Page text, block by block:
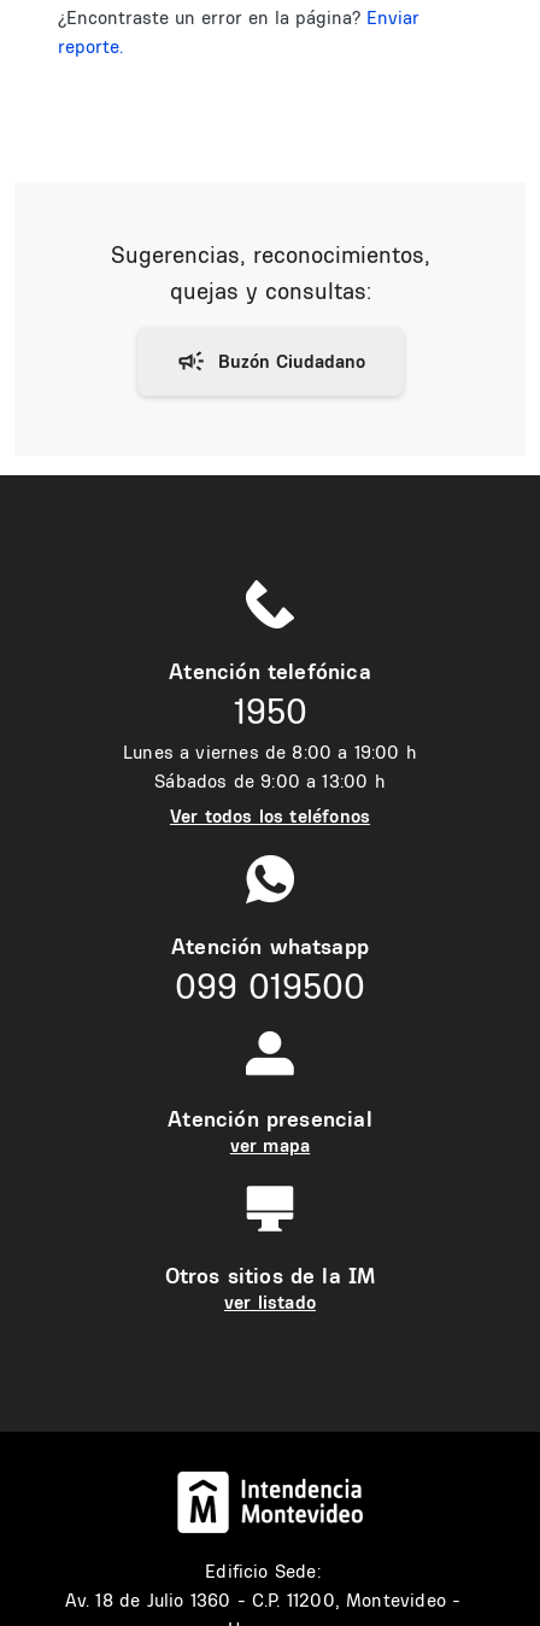
¿Encontraste un error en la página? Enviar
reporte.
Sugerencias, reconocimientos,
quejas y consultas:
Atención telefónica
1950
Lunes a viernes de 8:00 a 19:00 h
Sábados de 9:00 a 13:00 h
Ver todos los teléfonos
Atención whatsapp
099 019500
Atención presencial
ver mapa
Otros sitios de la IM
ver listado
Edificio Sede:
Av. 18 de Julio 1360 - C.P. 11200, Montevideo -